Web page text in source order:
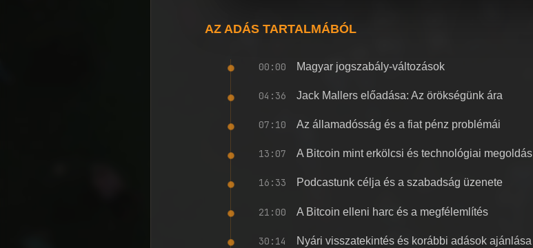
AZ ADÁS TARTALMÁBÓL
00:00 Magyar jogszabály-változások
04:36 Jack Mallers előadása: Az örökségünk ára
07:10 Az államadósság és a fiat pénz problémái
13:07 A Bitcoin mint erkölcsi és technológiai megoldás
16:33 Podcastunk célja és a szabadság üzenete
21:00 A Bitcoin elleni harc és a megfélemlítés
30:14 Nyári visszatekintés és korábbi adások ajánlása